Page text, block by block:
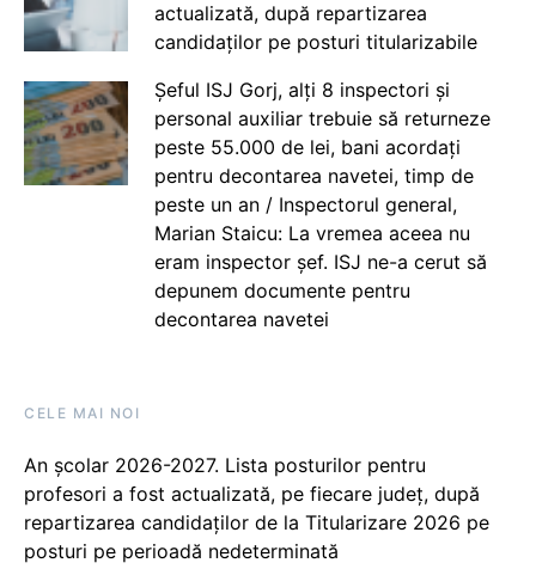
actualizată, după repartizarea
candidaților pe posturi titularizabile
Șeful ISJ Gorj, alți 8 inspectori și
personal auxiliar trebuie să returneze
peste 55.000 de lei, bani acordați
pentru decontarea navetei, timp de
peste un an / Inspectorul general,
Marian Staicu: La vremea aceea nu
eram inspector șef. ISJ ne-a cerut să
depunem documente pentru
decontarea navetei
CELE MAI NOI
An școlar 2026-2027. Lista posturilor pentru
profesori a fost actualizată, pe fiecare județ, după
repartizarea candidaților de la Titularizare 2026 pe
posturi pe perioadă nedeterminată